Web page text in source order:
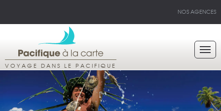
NOS AGENCES
VOYAGE DANS LE PACIFIQUE